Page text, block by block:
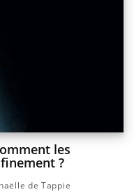
les
?
de Tappie